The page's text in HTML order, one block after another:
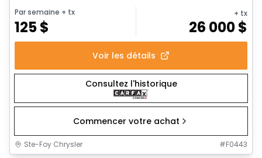
Par semaine + tx
125$
+ tx
26 000$
Voir les détails
Consultez l'historique
Commencer votre achat
Ste-Foy Chrysler #F0443